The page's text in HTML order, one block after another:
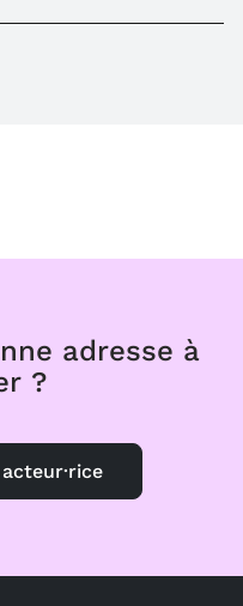
adresse à
?